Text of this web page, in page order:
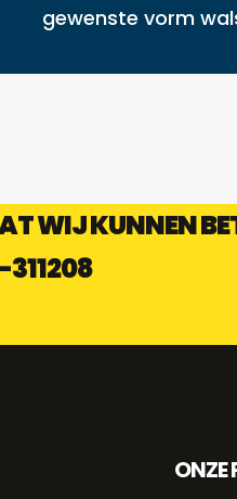
gewenste vorm
WIJ KUNNEN
ONZE